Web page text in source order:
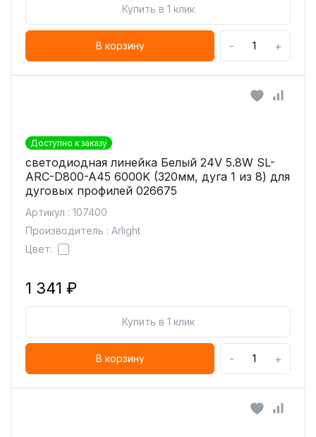
Купить в 1 клик
В корзину - +
Доступно к заказу
светодиодная линейка Белый 24V 5.8W SL-
ARC-D800-A45 6000K (320мм, дуга 1 из 8) для
дуговых профилей 026675
Артикул : 107400
Производитель : Arlight
Цвет:
1 341 ₽
Купить в 1 клик
В корзину - +